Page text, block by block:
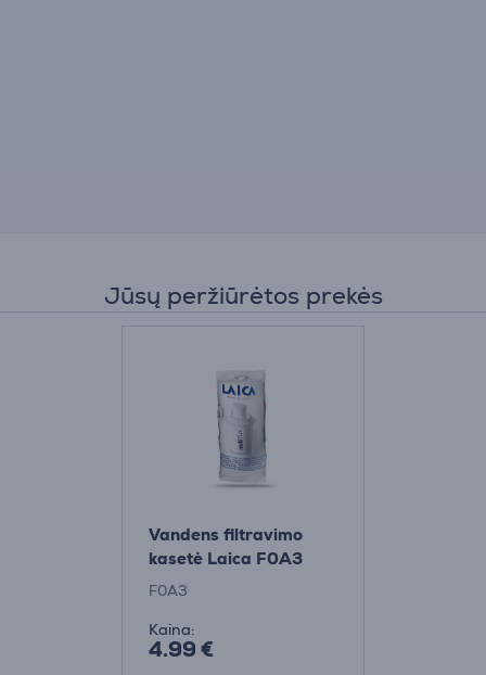
Jūsų peržiūrėtos prekės
Vandens filtravimo
kasetė Laica F0A3
F0A3
Kaina:
4.99 €